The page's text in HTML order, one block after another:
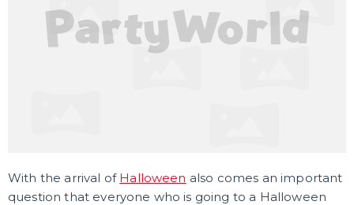
DÁRKY A ŽERTOVNÉ PŘEDMĚTY
Originální dárky
Žertovné předměty
Svatební doplňky
Svatební dekorace na stůl
Stuhy, mašle, organzy
Svatební balónky
DALŠÍ KATEGORIE
With the arrival of Halloween also comes an important
question that everyone who is going to a Halloween